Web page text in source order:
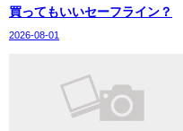
買ってもいいセーフライン？
2026-08-01